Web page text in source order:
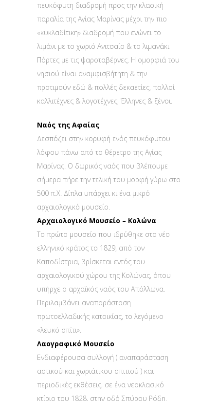
πευκόφυτη διαδρομή προς την κλασική
παραλία της Αγίας Μαρίνας μέχρι την πιο
«κυκλαδίτικη» διαδρομή που ενώνει το
λιμάνι με το χωριό Ανιτσαίο & το λιμανάκι
Πόρτες με τις ψαροταβέρνες. Η ομορφιά του
νησιού είναι αναμφισβήτητη & την
προτιμούν εδώ & πολλές δεκαετίες, πολλοί
καλλιτέχνες & λογοτέχνες, Έλληνες & ξένοι.
Ναός της Αφαίας
Δεσπόζει στην κορυφή ενός πευκόφυτου
λόφου πάνω από το θέρετρο της Αγίας
Μαρίνας. Ο δωρικός ναός που βλέπουμε
σήμερα πήρε την τελική του μορφή γύρω στο
500 π.Χ. Δίπλα υπάρχει κι ένα μικρό
αρχαιολογικό μουσείο.
Αρχαιολογικό Μουσείο – Κολώνα
Το πρώτο μουσείο που ιδρύθηκε στο νέο
ελληνικό κράτος το 1829, από τον
Καποδίστρια, βρίσκεται εντός του
αρχαιολογικού χώρου της Κολώνας, όπου
υπήρχε ο αρχαϊκός ναός του Απόλλωνα.
Περιλαμβάνει αναπαράσταση
πρωτοελλαδικής κατοικίας, το λεγόμενο
«λευκό σπίτι».
Λαογραφικό Μουσείο
Ενδιαφέρουσα συλλογή ( αναπαράσταση
αστικού και χωριάτικου σπιτιού ) και
περιοδικές εκθέσεις, σε ένα νεοκλασικό
κτίριο του 1828, στην οδό Σπύρου Ρόδη.